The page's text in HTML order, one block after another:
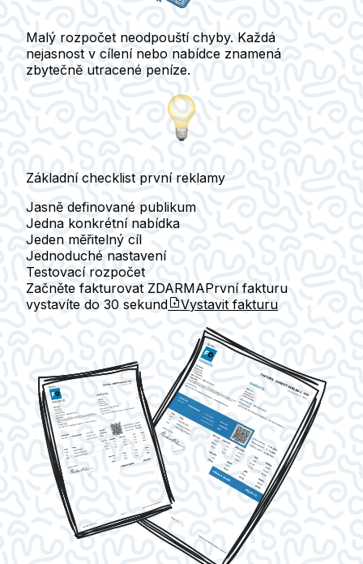
Malý rozpočet neodpouští chyby. Každá
nejasnost v cílení nebo nabídce znamená
zbytečně utracené peníze.
Základní checklist první reklamy
Jasně definované publikum
Jedna konkrétní nabídka
Jeden měřitelný cíl
Jednoduché nastavení
Testovací rozpočet
Začněte fakturovat ZDARMAPrvní fakturu
vystavíte do 30 sekund Vystavit fakturu